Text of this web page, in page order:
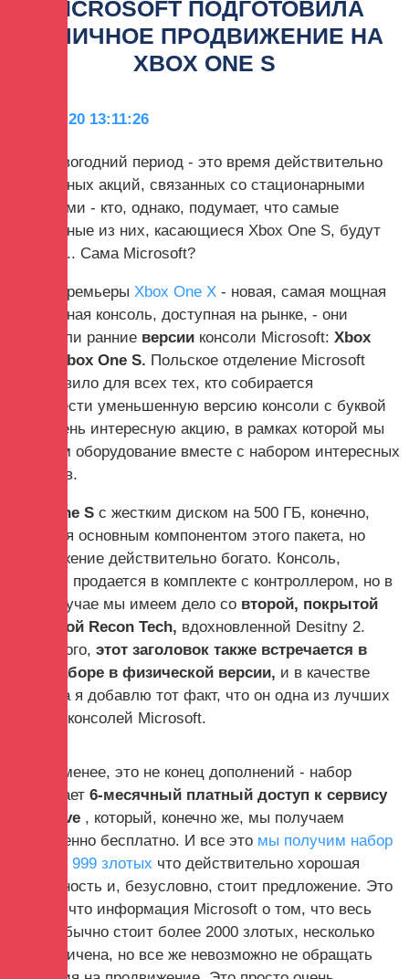
MICROSOFT ПОДГОТОВИЛА
ОТЛИЧНОЕ ПРОДВИЖЕНИЕ НА
XBOX ONE S
2019-11-20 13:11:26
Предновогодний период - это время действительно
интересных акций, связанных со стационарными
консолями - кто, однако, подумает, что самые
интересные из них, касающиеся Xbox One S, будут
готовы ... Сама Microsoft?
После премьеры Xbox One X - новая, самая мощная
настольная консоль, доступная на рынке, - они
ухудшили ранние версии консоли Microsoft: Xbox
One и Xbox One S. Польское отделение Microsoft
подготовило для всех тех, кто собирается
приобрести уменьшенную версию консоли с буквой
«S», очень интересную акцию, в рамках которой мы
получим оборудование вместе с набором интересных
гаджетов.
Xbox One S с жестким диском на 500 ГБ, конечно,
является основным компонентом этого пакета, но
предложение действительно богато. Консоль,
конечно, продается в комплекте с контроллером, но в
этом случае мы имеем дело со второй, покрытой
текстурой Recon Tech, вдохновленной Desitny 2.
Более того, этот заголовок также встречается в
этом наборе в физической версии, и в качестве
стимула я добавлю тот факт, что он одна из лучших
игр для консолей Microsoft.
Тем не менее, это не конец дополнений - набор
завершает 6-месячный платный доступ к сервису
Xbox Live , который, конечно же, мы получаем
совершенно бесплатно. И все это мы получим набор
всего за 999 злотых что действительно хорошая
возможность и, безусловно, стоит предложение. Это
правда, что информация Microsoft о том, что весь
набор обычно стоит более 2000 злотых, несколько
преувеличена, но все же невозможно не обращать